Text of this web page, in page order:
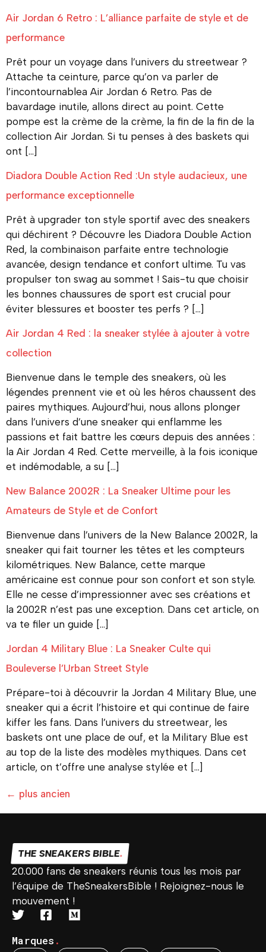
Air Jordan 6 Retro : L’alliance parfaite de style et de
performance
Prêt pour un voyage dans l’univers du streetwear ?
Attache ta ceinture, parce qu’on va parler de
l’incontournablea Air Jordan 6 Retro. Pas de
bavardage inutile, allons direct au point. Cette
pompe est la crème de la crème, la fin de la fin de la
collection Air Jordan. Si tu penses à des baskets qui
ont […]
Diadora Double Action Red :Un style audacieux, une
performance exceptionnelle
Prêt à upgrader ton style sportif avec des sneakers
qui déchirent ? Découvre les Diadora Double Action
Red, la combinaison parfaite entre technologie
avancée, design tendance et confort ultime. Tu vas
propulser ton swag au sommet ! Sais-tu que choisir
les bonnes chaussures de sport est crucial pour
éviter blessures et booster tes perfs ? […]
Air Jordan 4 Red : la sneaker stylée à ajouter à votre
collection
Bienvenue dans le temple des sneakers, où les
légendes prennent vie et où les héros chaussent des
paires mythiques. Aujourd’hui, nous allons plonger
dans l’univers d’une sneaker qui enflamme les
passions et fait battre les cœurs depuis des années :
la Air Jordan 4 Red. Cette merveille, à la fois iconique
et indémodable, a su […]
New Balance 2002R : La Sneaker Ultime pour les
Amateurs de Style et de Confort
Bienvenue dans l’univers de la New Balance 2002R, la
sneaker qui fait tourner les têtes et les compteurs
kilométriques. New Balance, cette marque
américaine est connue pour son confort et son style.
Elle ne cesse d’impressionner avec ses créations et
la 2002R n’est pas une exception. Dans cet article, on
va te filer un guide […]
Jordan 4 Military Blue : La Sneaker Culte qui
Bouleverse l’Urban Street Style
Prépare-toi à découvrir la Jordan 4 Military Blue, une
sneaker qui a écrit l’histoire et qui continue de faire
kiffer les fans. Dans l’univers du streetwear, les
baskets ont une place de ouf, et la Military Blue est
au top de la liste des modèles mythiques. Dans cet
article, on t’offre une analyse stylée et […]
← plus ancien
THE SNEAKERS BIBLE.
20.000 fans de sneakers réunis tous les mois par
l’équipe de TheSneakersBible ! Rejoignez-nous le
mouvement !
Marques .